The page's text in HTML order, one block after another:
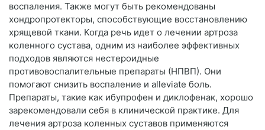
воспаления. Также могут быть рекомендованы
хондропротекторы, способствующие восстановлению
хрящевой ткани. Когда речь идет о лечении артроза
коленного сустава, одним из наиболее эффективных
подходов являются нестероидные
противовоспалительные препараты (НПВП). Они
помогают снизить воспаление и alleviate боль.
Препараты, такие как ибупрофен и диклофенак, хорошо
зарекомендовали себя в клинической практике. Для
лечения артроза коленных суставов применяются